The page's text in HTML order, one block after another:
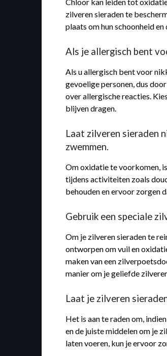
zilveren sieraden te
plaats om hun schoonheid
Als je allergisch bent
Als u allergisch bent voor
gevoelige personen, dus
over allergische reacties.
blijven dragen.
Laat zilveren sieraden
zwemmen.
Om oxidatie te voorkomen,
tijdens activiteiten zoals
behouden en ervoor zorgen
Gebruik een speciale
Om je zilveren sieraden te
ontworpen om vuil en
maken van een
manier om je geliefde
Laat je zilveren
Het is aan te raden om,
en de juiste middelen om je
laten voeren, kun je ervoor